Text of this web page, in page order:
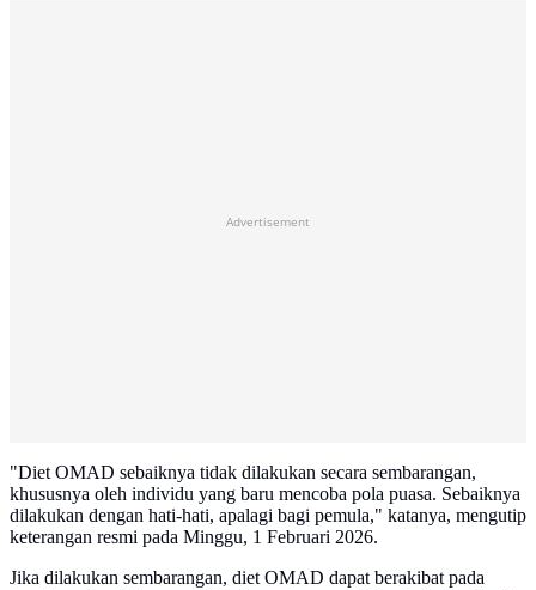
Advertisement
"Diet OMAD sebaiknya tidak dilakukan secara sembarangan,
khususnya oleh individu yang baru mencoba pola puasa. Sebaiknya
dilakukan dengan hati-hati, apalagi bagi pemula," katanya, mengutip
keterangan resmi pada Minggu, 1 Februari 2026.
Jika dilakukan sembarangan, diet OMAD dapat berakibat pada